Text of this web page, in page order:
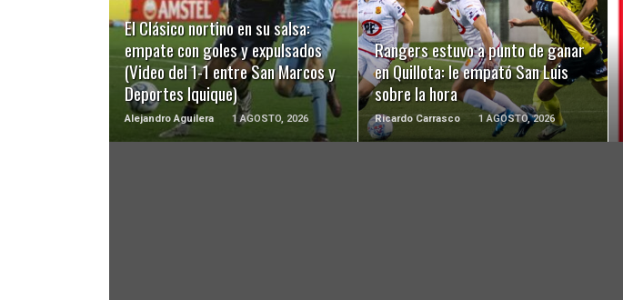
El Clásico nortino en su salsa:
empate con goles y expulsados
(Video del 1-1 entre San Marcos y
Deportes Iquique)
Alejandro Aguilera 1 AGOSTO, 2026
LEER MÁS
Rangers estuvo a punto de ganar
en Quillota: le empató San Luis
sobre la hora
Ricardo Carrasco 1 AGOSTO, 2026
LEER MÁS